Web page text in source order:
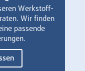
Werkstoff-
Wir finden
passende